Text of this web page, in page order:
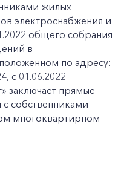
жилых
электроснабжения и
общего собрания
в
по адресу:
с 01.06.2022
заключает прямые
собственниками
многоквартирном